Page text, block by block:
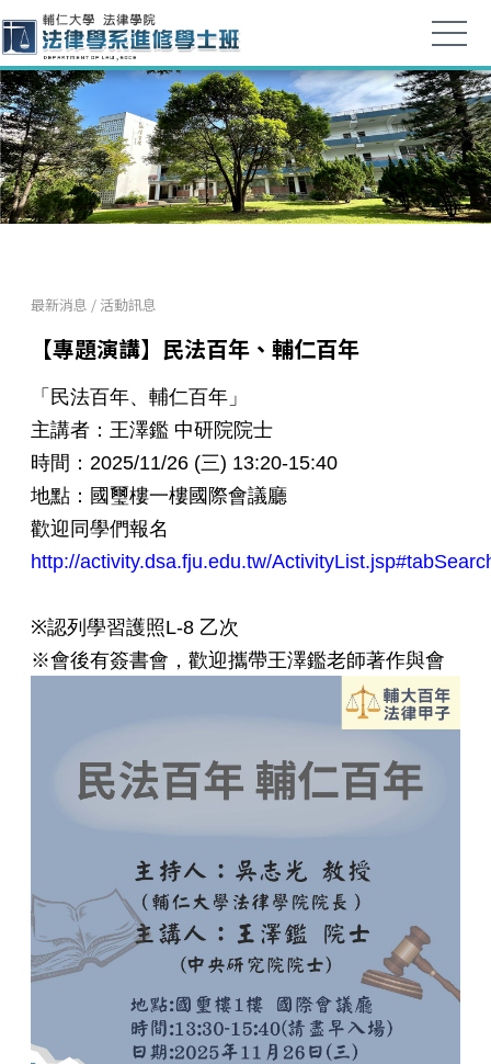
最新消息 / 活動訊息
​【專題演講】民法百年、輔仁百年
「民法百年、輔仁百年」
主講者：王澤鑑 中研院院士
時間：2025/11/26 (三) 13:20-15:40
地點：國璽樓一樓國際會議廳
歡迎同學們報名
http://activity.dsa.fju.edu.tw/
※認列學習護照L-8 乙次
※會後有簽書會，歡迎攜帶王澤鑑老師著作與會